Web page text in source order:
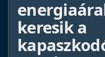
keresik a